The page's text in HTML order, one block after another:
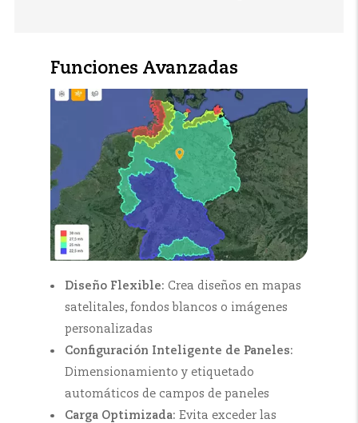
Funciones Avanzadas
Diseño Flexible: Crea diseños en mapas
satelitales, fondos blancos o imágenes
personalizadas
Configuración Inteligente de Paneles:
Dimensionamiento y etiquetado
automáticos de campos de paneles
Carga Optimizada: Evita exceder las